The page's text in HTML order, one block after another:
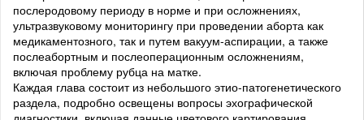
послеродовому периоду в норме и при осложнениях,
ультразвуковому мониторингу при проведении аборта как
медикаментозного, так и путем вакуум-аспирации, а также
послеабортным и послеоперационным осложнениям,
включая проблему рубца на матке.
Каждая глава состоит из небольшого этио-патогенетического
раздела, подробно освещены вопросы эхографической